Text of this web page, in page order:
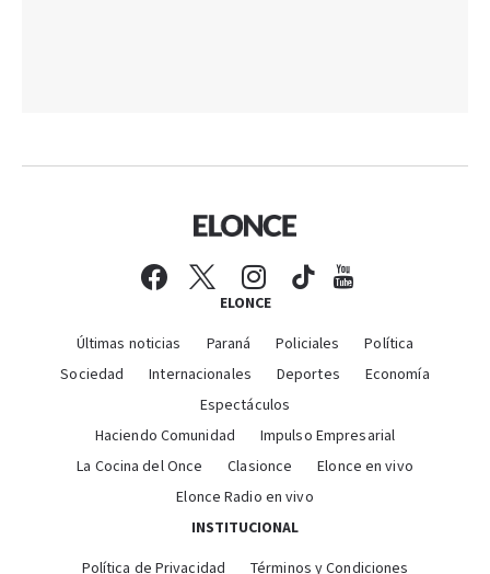
ELONCE
Últimas noticias Paraná Policiales
Política
Sociedad
Internacionales Deportes
Economía
Espectáculos
Haciendo Comunidad
Impulso Empresarial
La Cocina del Once
Clasionce
Elonce en vivo
Elonce Radio en vivo
INSTITUCIONAL
Política de Privacidad Términos y Condiciones